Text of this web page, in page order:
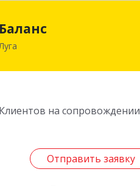
Баланс
Луга
Клиентов на сопровождении
Отправить заявку
Отправить заявку